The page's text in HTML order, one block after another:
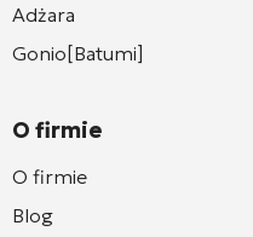
Adżara
Gonio[Batumi]
O firmie
O firmie
Blog